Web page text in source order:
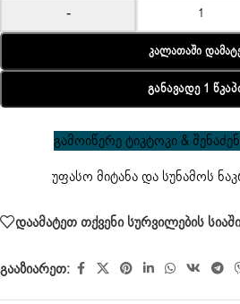
-
Კალათაში
Განავადე 1
გამოიწერე ტიკტოკი &
უფასო მიტანა და სუნამოს
დაამატეთ თქვენი სურვილების სიაში
გააზიარეთ: